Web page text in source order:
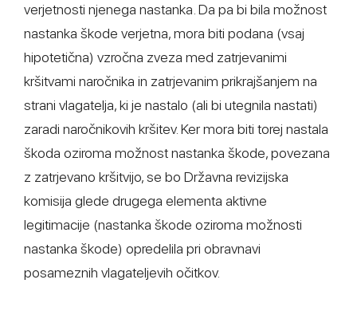
verjetnosti njenega nastanka. Da pa bi bila možnost
nastanka škode verjetna, mora biti podana (vsaj
hipotetična) vzročna zveza med zatrjevanimi
kršitvami naročnika in zatrjevanim prikrajšanjem na
strani vlagatelja, ki je nastalo (ali bi utegnila nastati)
zaradi naročnikovih kršitev. Ker mora biti torej nastala
škoda oziroma možnost nastanka škode, povezana
z zatrjevano kršitvijo, se bo Državna revizijska
komisija glede drugega elementa aktivne
legitimacije (nastanka škode oziroma možnosti
nastanka škode) opredelila pri obravnavi
posameznih vlagateljevih očitkov.